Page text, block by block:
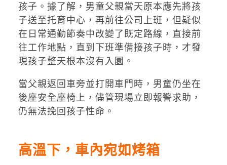
孩子。據了解，男童父親當天原本應先將孩
子送至托育中心，再前往公司上班，但疑似
在日常通勤節奏中改變了既定路線，直接前
往工作地點，直到下班準備接孩子時，才發
現孩子整天根本沒有入園。
當父親返回車旁並打開車門時，男童仍坐在
後座安全座椅上，儘管現場立即報警求助，
仍無法挽回孩子性命。
高溫下，車內宛如烤箱